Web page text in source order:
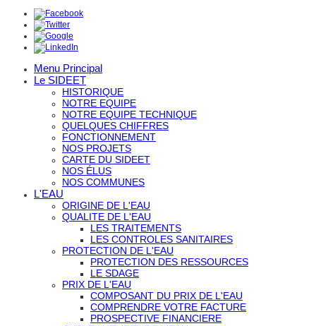
Menu Principal
Le SIDEET
HISTORIQUE
NOTRE EQUIPE
NOTRE EQUIPE TECHNIQUE
QUELQUES CHIFFRES
FONCTIONNEMENT
NOS PROJETS
CARTE DU SIDEET
NOS ÉLUS
NOS COMMUNES
L'EAU
ORIGINE DE L'EAU
QUALITE DE L'EAU
LES TRAITEMENTS
LES CONTROLES SANITAIRES
PROTECTION DE L'EAU
PROTECTION DES RESSOURCES
LE SDAGE
PRIX DE L'EAU
COMPOSANT DU PRIX DE L'EAU
COMPRENDRE VOTRE FACTURE
PROSPECTIVE FINANCIERE